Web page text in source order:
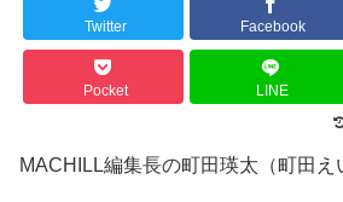
Twitter Facebook
Pocket LINE
MACHILL編集長の町田瑛太（町田え